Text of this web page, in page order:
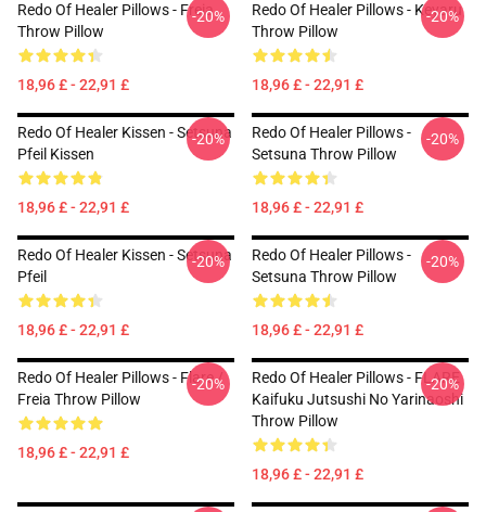
Redo Of Healer Pillows - Freia
Throw Pillow
18,96 £ - 22,91 £
-20%
Redo Of Healer Pillows - Keyaru
Throw Pillow
18,96 £ - 22,91 £
-20%
Redo Of Healer Kissen - Setsuna
Pfeil Kissen
18,96 £ - 22,91 £
-20%
Redo Of Healer Pillows -
Setsuna Throw Pillow
18,96 £ - 22,91 £
-20%
Redo Of Healer Kissen - Setsuna
Pfeil
18,96 £ - 22,91 £
-20%
Redo Of Healer Pillows -
Setsuna Throw Pillow
18,96 £ - 22,91 £
-20%
Redo Of Healer Pillows - Flare /
Freia Throw Pillow
18,96 £ - 22,91 £
-20%
Redo Of Healer Pillows - FLARE
Kaifuku Jutsushi No Yarinaoshi
Throw Pillow
18,96 £ - 22,91 £
-20%